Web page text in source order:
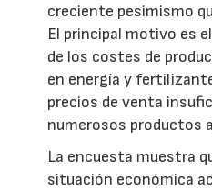
creciente pesimismo
El principal motivo es
de los costes de
en energía y
precios de venta
numerosos productos
La encuesta muestra
situación económica